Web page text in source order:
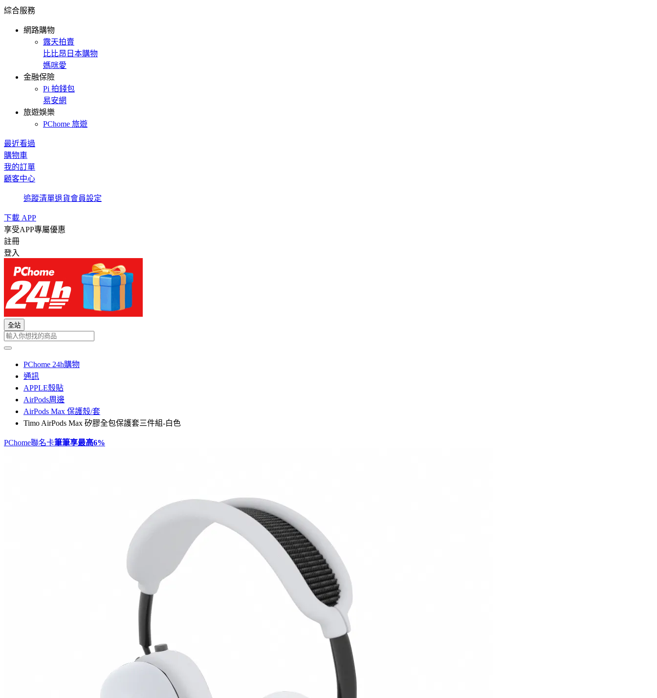
綜合服務
網路購物
露天拍賣
比比昂日本購物
媽咪愛
金融保險
Pi 拍錢包
易安網
旅遊娛樂
PChome 旅遊
最近看過
購物車
我的訂單
顧客中心
追蹤清單退貨會員設定
下載 APP
享受APP專屬優惠
註冊
登入
全站
PChome 24h購物
通訊
APPLE殼貼
AirPods周邊
AirPods Max 保護殼/套
Timo AirPods Max 矽膠全包保護套三件組-白色
PChome聯名卡筆筆享最高6%